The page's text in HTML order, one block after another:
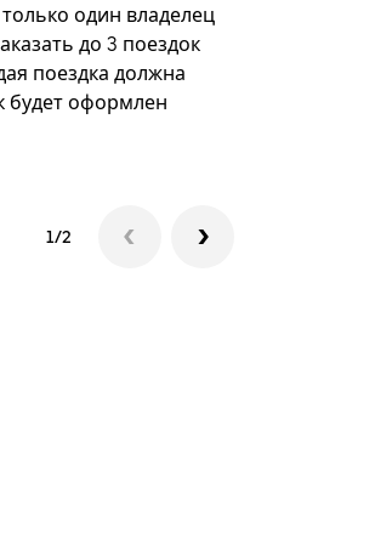
один владелец
до 3 поездок
поездка должна
будет оформлен
1/2